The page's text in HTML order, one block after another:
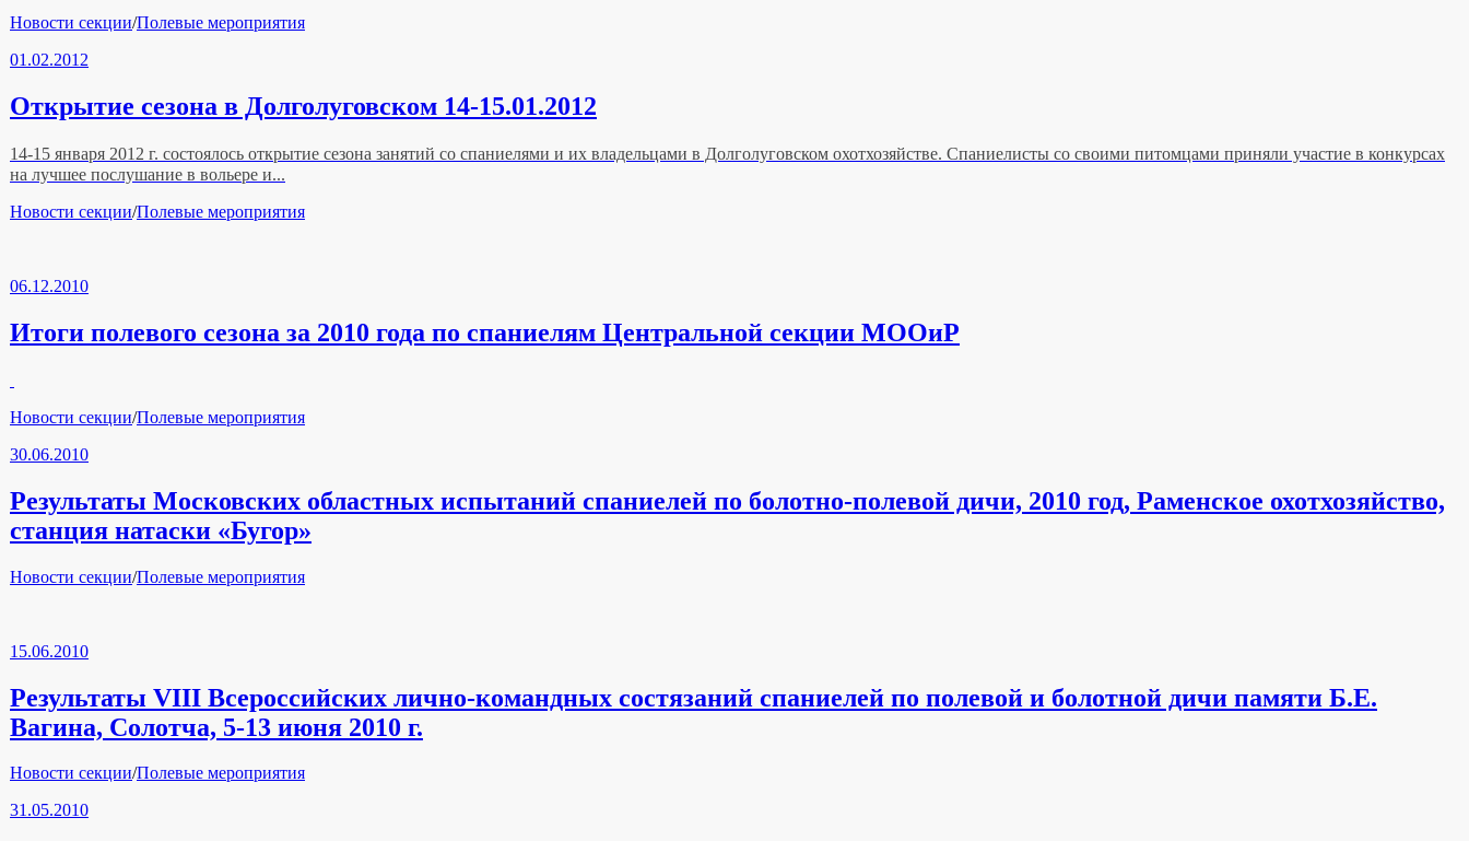
Рубрики
Новости секции/Полевые мероприятия
01.02.2012
Открытие сезона в Долголуговском 14-15.01.2012
14-15 января 2012 г. состоялось открытие сезона занятий со спаниелями и их владельцами в Долголуговском охотхозяйстве. Спаниелисты со своими питомцами приняли участие в конкурсах
на лучшее послушание в вольере и...
Рубрики
Новости секции/Полевые мероприятия
06.12.2010
Итоги полевого сезона за 2010 года по спаниелям Центральной секции МООиР
Рубрики
Новости секции/Полевые мероприятия
30.06.2010
Результаты Московских областных испытаний спаниелей по болотно-полевой дичи, 2010 год, Раменское охотхозяйство,
станция натаски «Бугор»
Рубрики
Новости секции/Полевые мероприятия
15.06.2010
Результаты VIII Всероссийских лично-командных состязаний спаниелей по полевой и болотной дичи памяти Б.Е.
Вагина, Солотча, 5-13 июня 2010 г.
Рубрики
Новости секции/Полевые мероприятия
31.05.2010